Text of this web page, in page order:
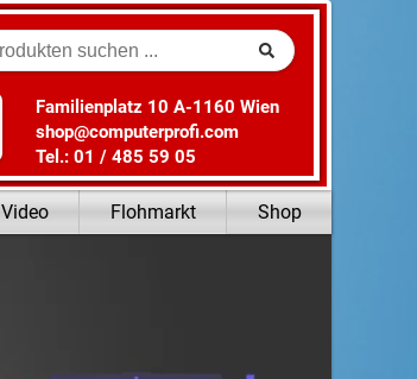
Suche
Familienplatz 10 A-1160 Wien
shop@computerprofi.com
Tel.: 01 / 485 59 05
Video Flohmarkt Shop